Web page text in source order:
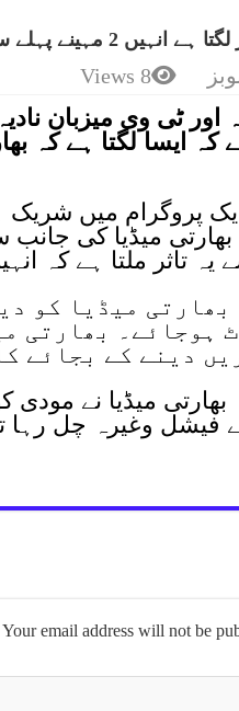
سب معلوم تھا، نادیہ خان
8 Views
اور ٹی وی میزبان
کہ ایسا لگتا ہے
پروگرام میں شریک
بھارتی میڈیا کی
تاثر ملتا ہے کہ
بھارتی میڈیا کو
ہوجائے۔ بھارتی
دینے کے بجائے
بھارتی میڈیا نے
فیشل وغیرہ چل رہا
Your email address will not be